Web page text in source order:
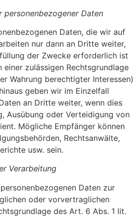
personenbezogener Daten
Daten, die wir auf
nur dann an Dritte weiter,
der Zwecke erforderlich ist
einer zulässigen Rechtsgrundlage
Wahrung berechtigter Interessen)
geben wir im Einzelfall
an Dritte weiter, wenn dies
Ausübung oder Verteidigung von
Mögliche Empfänger können
Rechtsanwälte,
usw. sein.
Verarbeitung
Daten zur
oder vorvertraglichen
des Art. 6 Abs. 1 lit.